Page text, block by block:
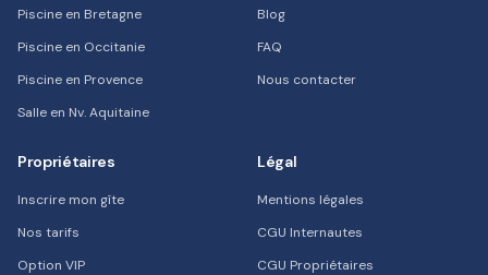
Piscine en Bretagne
Piscine en Occitanie
Piscine en Provence
Salle en Nv. Aquitaine
Blog
FAQ
Nous contacter
Propriétaires
Inscrire mon gîte
Nos tarifs
Option VIP
Légal
Mentions légales
CGU Internautes
CGU Propriétaires